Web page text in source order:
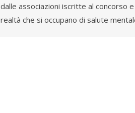
dalle associazioni iscritte al concorso
realtà che si occupano di salute